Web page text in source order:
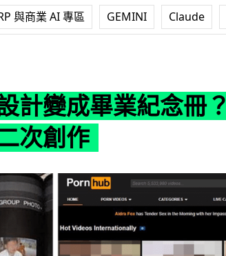
與商業 AI 專區 GEMINI Claude
計變成畢業紀念冊？
次創作